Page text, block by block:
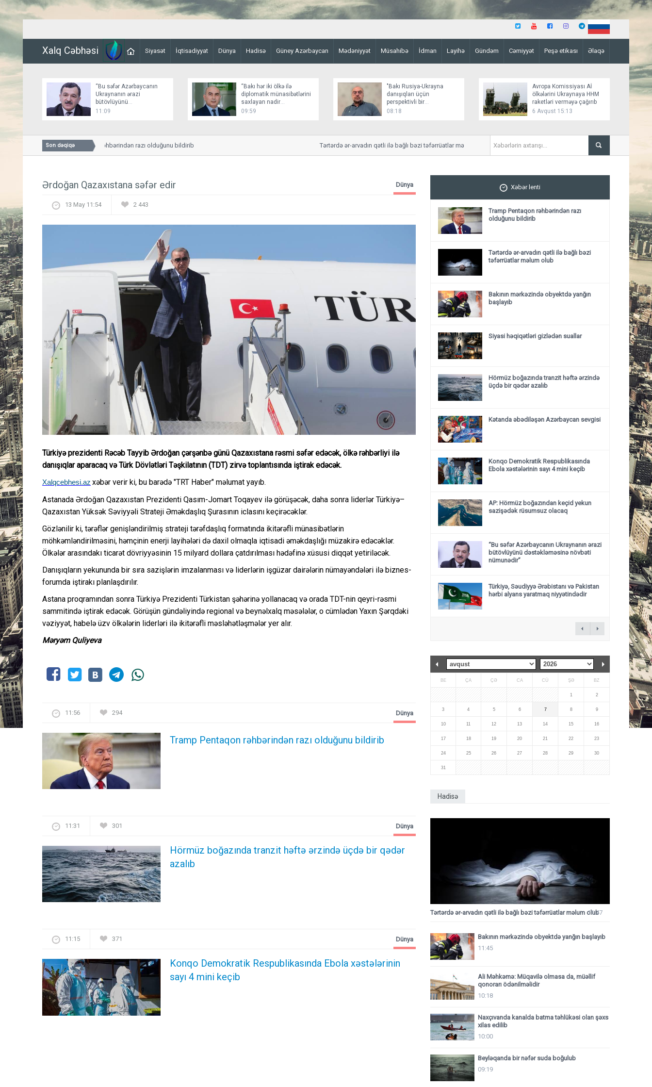
Xalq Cəbhəsi Siyasət İqtisadiyyat Dünya Hadisə Güney Azərbaycan Mədəniyyət Müsahibə İdman Layihə Gündəm Cəmiyyət Peşə etikası Əlaqə
“Bu səfər Azərbaycanın
Ukraynanın ərazi
bütövlüyünü
dəstəkləməsinə növbəti
11:09
“Bakı hər iki ölkə ilə
diplomatik münasibətlərini
saxlayan nadir
dövlətlərdəndir”
09:59
"Bakı Rusiya-Ukrayna
danışıqları üçün
perspektivli bir
platformadır"
08:18
Avropa Komissiyası Aİ
ölkələrini Ukraynaya HHM
raketləri verməyə çağırıb
6 Avqust 15:13
Son dəqiqə
Tramp Pentaqon rəhbərindən razı olduğunu bildirib Tərtərdə ər-arvadın qətli ilə bağlı bəzi təfərrüatlar məlum olub Bakının mərkəzində
Ərdoğan Qazaxıstana səfər edir Dünya
13 May 11:54 2 443
Türkiyə prezidenti Rəcəb Tayyib Ərdoğan çərşənbə günü Qazaxıstana rəsmi səfər edəcək, ölkə rəhbərliyi ilə
danışıqlar aparacaq və Türk Dövlətləri Təşkilatının (TDT) zirvə toplantısında iştirak edəcək.
Xalqcebhesi.az xəbər verir ki, bu barədə "TRT Haber" məlumat yayıb.
Astanada Ərdoğan Qazaxıstan Prezidenti Qasım-Jomart Toqayev ilə görüşəcək, daha sonra liderlər Türkiyə–
Qazaxıstan Yüksək Səviyyəli Strateji Əməkdaşlıq Şurasının iclasını keçirəcəklər.
Gözlənilir ki, tərəflər genişləndirilmiş strateji tərəfdaşlıq formatında ikitərəfli münasibətlərin
möhkəmləndirilməsini, həmçinin enerji layihələri də daxil olmaqla iqtisadi əməkdaşlığı müzakirə edəcəklər.
Ölkələr arasındakı ticarət dövriyyəsinin 15 milyard dollara çatdırılması hədəfinə xüsusi diqqət yetiriləcək.
Danışıqların yekununda bir sıra sazişlərin imzalanması və liderlərin işgüzar dairələrin nümayəndələri ilə biznes-
forumda iştirakı planlaşdırılır.
Astana proqramından sonra Türkiyə Prezidenti Türkistan şəhərinə yollanacaq və orada TDT-nin qeyri-rəsmi
sammitində iştirak edəcək. Görüşün gündəliyində regional və beynəlxalq məsələlər, o cümlədən Yaxın Şərqdəki
vəziyyət, habelə üzv ölkələrin liderləri ilə ikitərəfli məsləhətləşmələr yer alır.
Məryəm Quliyeva
11:56 294
Tramp Pentaqon rəhbərindən razı olduğunu bildirib
Dünya
11:31 301
Hörmüz boğazında tranzit həftə ərzində üçdə bir qədər
azalıb
Dünya
11:15 371
Konqo Demokratik Respublikasında Ebola xəstələrinin
sayı 4 mini keçib
Dünya
Xəbər lenti
Tramp Pentaqon rəhbərindən razı
olduğunu bildirib
Tərtərdə ər-arvadın qətli ilə bağlı bəzi
təfərrüatlar məlum olub
Bakının mərkəzində obyektdə yanğın
başlayıb
Siyasi həqiqətləri gizlədən suallar
Hörmüz boğazında tranzit həftə ərzində
üçdə bir qədər azalıb
Kətanda əbədiləşən Azərbaycan sevgisi
Konqo Demokratik Respublikasında
Ebola xəstələrinin sayı 4 mini keçib
AP: Hörmüz boğazından keçid yekun
sazişədək rüsumsuz olacaq
“Bu səfər Azərbaycanın Ukraynanın ərazi
bütövlüyünü dəstəkləməsinə növbəti
nümunədir”
Türkiyə, Səudiyyə Ərəbistanı və Pakistan
hərbi alyans yaratmaq niyyətindədir
BE ÇA ÇƏ CA CÜ ŞƏ BZ
1 2
3 4 5 6 7 8 9
10 11 12 13 14 15 16
17 18 19 20 21 22 23
24 25 26 27 28 29 30
31
Hadisə
Tərtərdə ər-arvadın qətli ilə bağlı bəzi təfərrüatlar məlum olub
11:47
Bakının mərkəzində obyektdə yanğın başlayıb
11:45
Ali Məhkəmə: Müqavilə olmasa da, müəllif
qonorarı ödənilməlidir
10:18
Naxçıvanda kanalda batma təhlükəsi olan şəxs
xilas edilib
10:00
Beyləqanda bir nəfər suda boğulub
09:19